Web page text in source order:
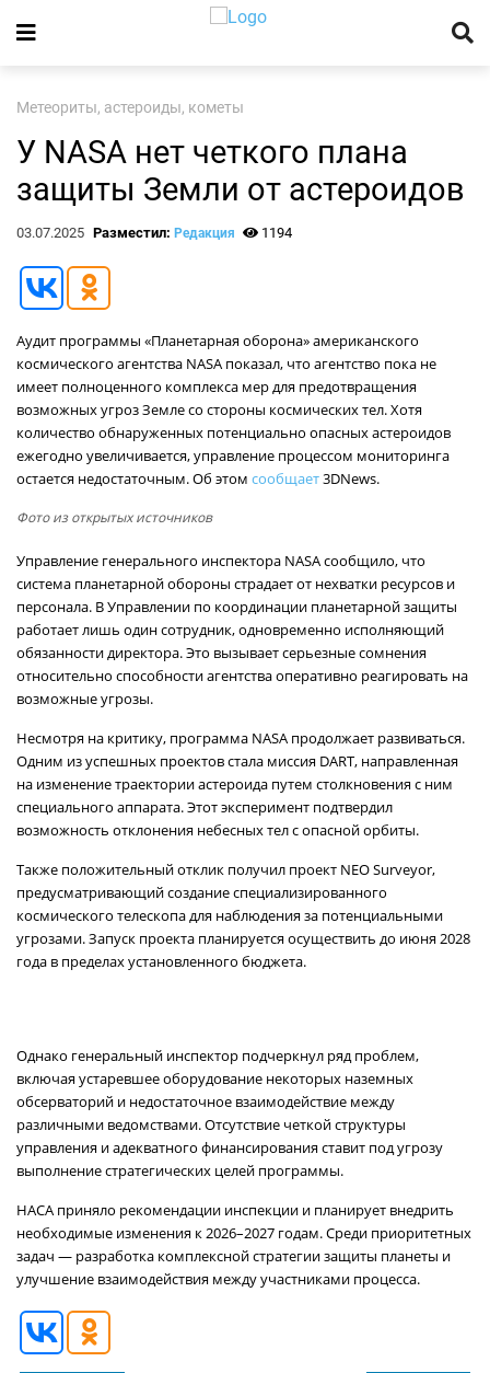
Метеориты, астероиды, кометы
У NASA нет четкого плана
защиты Земли от астероидов
03.07.2025 Разместил: Редакция 1194
Аудит программы «Планетарная оборона» американского
космического агентства NASA показал, что агентство пока не
имеет полноценного комплекса мер для предотвращения
возможных угроз Земле со стороны космических тел. Хотя
количество обнаруженных потенциально опасных астероидов
ежегодно увеличивается, управление процессом мониторинга
остается недостаточным. Об этом сообщает3DNews.
Фото из открытых источников
Управление генерального инспектора NASA сообщило, что
система планетарной обороны страдает от нехватки ресурсов и
персонала. В Управлении по координации планетарной защиты
работает лишь один сотрудник, одновременно исполняющий
обязанности директора. Это вызывает серьезные сомнения
относительно способности агентства оперативно реагировать на
возможные угрозы.
Несмотря на критику, программа NASA продолжает развиваться.
Одним из успешных проектов стала миссия DART, направленная
на изменение траектории астероида путем столкновения с ним
специального аппарата. Этот эксперимент подтвердил
возможность отклонения небесных тел с опасной орбиты.
Также положительный отклик получил проект NEO Surveyor,
предусматривающий создание специализированного
космического телескопа для наблюдения за потенциальными
угрозами. Запуск проекта планируется осуществить до июня 2028
года в пределах установленного бюджета.
Однако генеральный инспектор подчеркнул ряд проблем,
включая устаревшее оборудование некоторых наземных
обсерваторий и недостаточное взаимодействие между
различными ведомствами. Отсутствие четкой структуры
управления и адекватного финансирования ставит под угрозу
выполнение стратегических целей программы.
НАСА приняло рекомендации инспекции и планирует внедрить
необходимые изменения к 2026–2027 годам. Среди приоритетных
задач — разработка комплексной стратегии защиты планеты и
улучшение взаимодействия между участниками процесса.